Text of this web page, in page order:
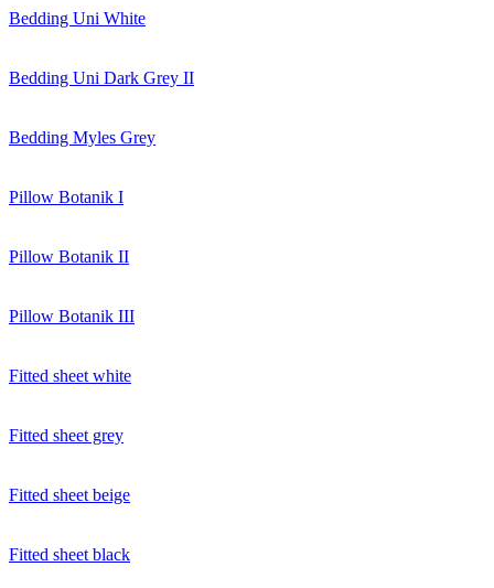
Bedding Uni White
Bedding Uni Dark Grey II
Bedding Myles Grey
Pillow Botanik I
Pillow Botanik II
Pillow Botanik III
Fitted sheet white
Fitted sheet grey
Fitted sheet beige
Fitted sheet black